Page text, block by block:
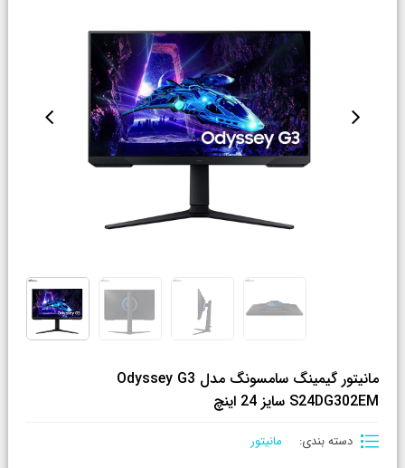
مانیتور گیمینگ سامسونگ مدل Odyssey G3
S24DG302EM سایز 24 اینچ
دسته بندی:
مانیتور